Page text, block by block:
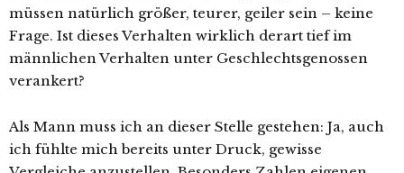
müssen natürlich größer, teurer, geiler sein – keine
Frage. Ist dieses Verhalten wirklich derart tief im
männlichen Verhalten unter Geschlechtsgenossen
verankert?
Als Mann muss ich an dieser Stelle gestehen: Ja, auch
ich fühlte mich bereits unter Druck, gewisse